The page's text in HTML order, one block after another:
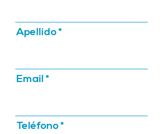
Apellido
Email
Teléfono